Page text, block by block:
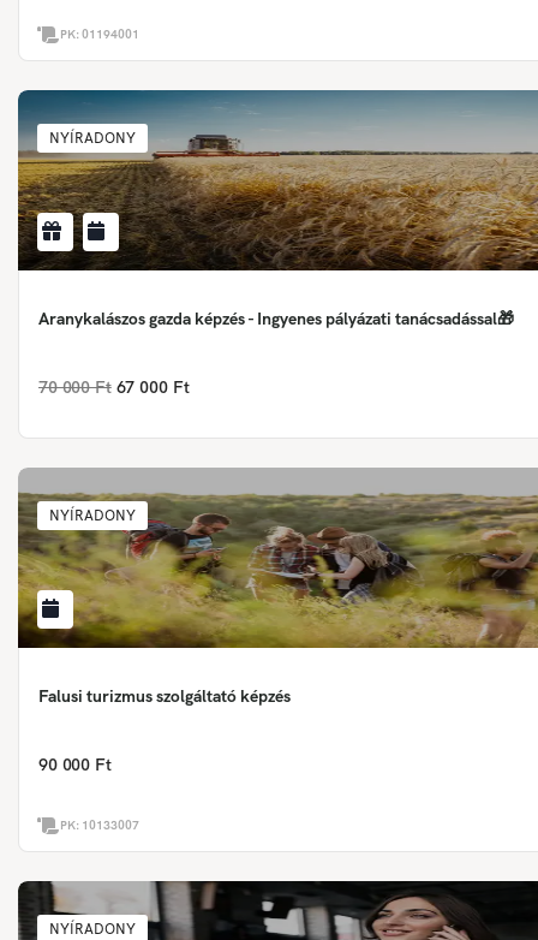
PK:01194001
NYÍRADONY
Aranykalászos gazda képzés - Ingyenes pályázati tanácsadással🎁
70 000 Ft 67 000 Ft
NYÍRADONY
Falusi turizmus szolgáltató képzés
90 000 Ft
PK: 10133007
NYÍRADONY